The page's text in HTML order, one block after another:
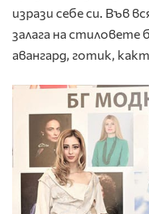
изрази себе си. Във
залага на стиловете
авангард, готик,